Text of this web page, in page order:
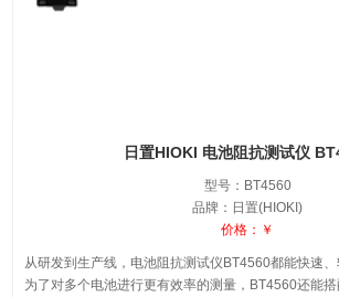
日置HIOKI 电池阻抗测试仪
型号：BT4560
品牌：日置(HIOKI)
价格：￥
从研发到生产线，电池阻抗测试仪BT4560都能快速、
为了对多个电池进行更有效率的测量，BT4560还能搭